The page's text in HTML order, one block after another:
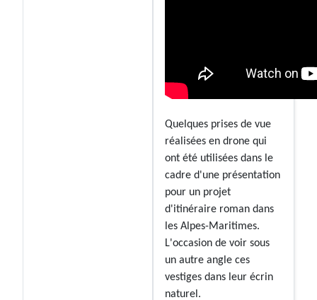
Quelques prises de vue
réalisées en drone qui
ont été utilisées dans le
cadre d'une présentation
pour un projet
d'itinéraire roman dans
les Alpes-Maritimes.
L'occasion de voir sous
un autre angle ces
vestiges dans leur écrin
naturel.